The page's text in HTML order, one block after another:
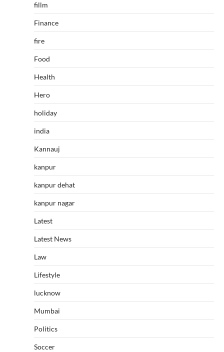
fillm
Finance
fire
Food
Health
Hero
holiday
india
Kannauj
kanpur
kanpur dehat
kanpur nagar
Latest
Latest News
Law
Lifestyle
lucknow
Mumbai
Politics
Soccer